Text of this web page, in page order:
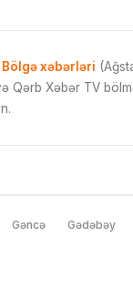
Bölgə xəbərləri
Xəbər TV
Gəncə Gədəbəy